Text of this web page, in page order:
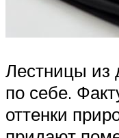
Лестницы из
по себе.
оттенки